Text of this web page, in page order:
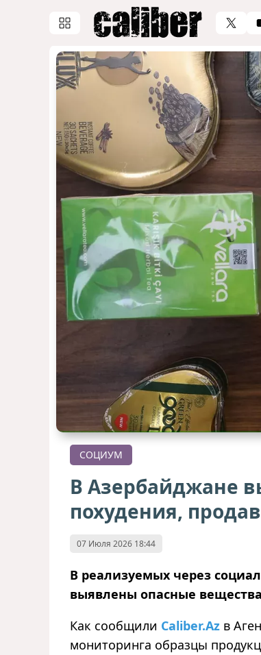
СОЦИУМ
В Азербайджане
похудения,
07 Июля 2026 18:44
В реализуемых через
выявлены опасные
Как сообщили Caliber.Az в
мониторинга образцы